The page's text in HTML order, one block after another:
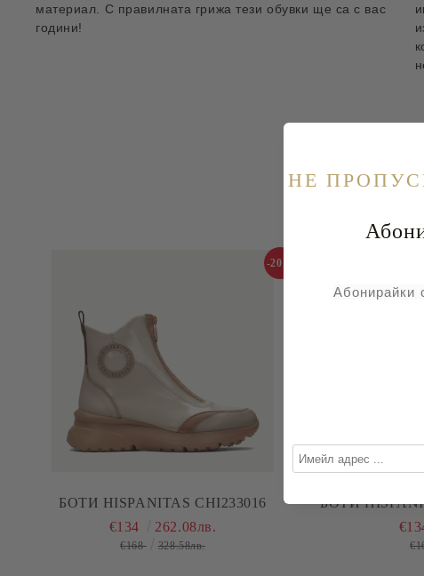
материал. С правилната грижа тези обувки ще са с вас
години!
БОТИ HISPANITAS CHI233016
-20%
€134 262.08лв.
€168 328.58лв.
БОТИ
НE
Абонирайки